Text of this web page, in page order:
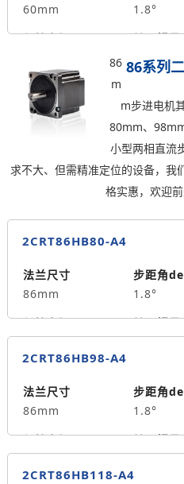
重量kg
1.7
60mm
1.8°
保持力矩N.m
转子惯
960
轴径
8
单出轴
86系列
86
m
m步进电机
80mm、
小型两相直流
求不大、但需精准定位的设备，我
格实惠，欢迎前
2CRT86HB80-A4
法兰尺寸
86mm
步距角
1.8°
保持力矩N.m
4
转子惯
1300
14
单出轴
重量kg
2.5
2CRT86HB98-A4
法兰尺寸
86mm
步距角
1.8°
保持力矩N.m
7
转子惯
2100
2CRT86HB118-A4